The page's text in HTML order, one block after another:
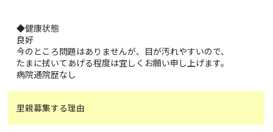
◆健康状態
良好
今のところ問題はありませんが、目が汚れやすいので、
たまに拭いてあげる程度は宜しくお願い申し上げます。
病院通院歴なし
里親募集する理由